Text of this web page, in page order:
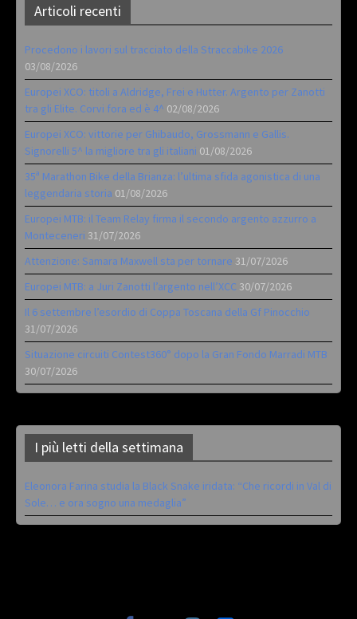
Articoli recenti
Procedono i lavori sul tracciato della Straccabike 2026
03/08/2026
Europei XCO: titoli a Aldridge, Frei e Hutter. Argento per Zanotti
tra gli Elite. Corvi fora ed è 4^ 02/08/2026
Europei XCO: vittorie per Ghibaudo, Grossmann e Gallis.
Signorelli 5^ la migliore tra gli italiani 01/08/2026
35ª Marathon Bike della Brianza: l’ultima sfida agonistica di una
leggendaria storia 01/08/2026
Europei MTB: il Team Relay firma il secondo argento azzurro a
Monteceneri 31/07/2026
Attenzione: Samara Maxwell sta per tornare 31/07/2026
Europei MTB: a Juri Zanotti l’argento nell’XCC 30/07/2026
Il 6 settembre l’esordio di Coppa Toscana della Gf Pinocchio
31/07/2026
Situazione circuiti Contest360° dopo la Gran Fondo Marradi MTB
30/07/2026
I più letti della settimana
Eleonora Farina studia la Black Snake iridata: “Che ricordi in Val di
Sole… e ora sogno una medaglia”